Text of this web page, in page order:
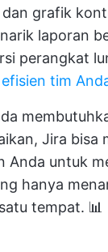
grafik
laporan
perangkat
tim
Jira bisa
Anda untuk
hanya
tempat. 📊